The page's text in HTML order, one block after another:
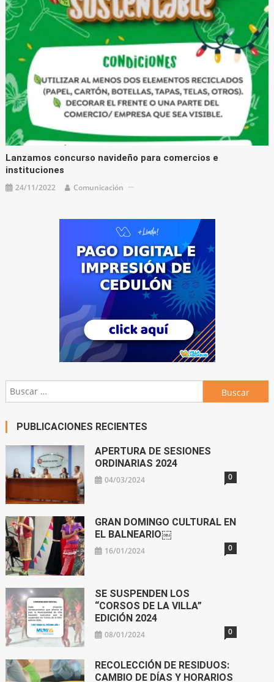
Lanzamos concurso navideño para comercios e
instituciones
24/11/2022 Comunicación
Buscar:
PUBLICACIONES RECIENTES
APERTURA DE SESIONES
ORDINARIAS 2024
04/03/2024 0
GRAN DOMINGO CULTURAL EN
EL BALNEARIO￼
16/01/2024 0
SE SUSPENDEN LOS
“CORSOS DE LA VILLA”
EDICIÓN 2024
08/01/2024 0
RECOLECCIÓN DE RESIDUOS:
CAMBIO DE DÍAS Y HORARIOS